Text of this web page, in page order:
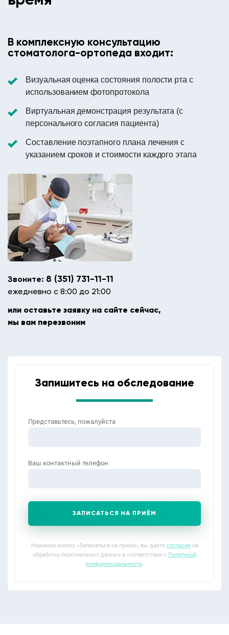
В комплексную консультацию
стоматолога-ортопеда входит:
Визуальная оценка состояния полости рта с
использованием фотопротокола
Виртуальная демонстрация результата (с
персонального согласия пациента)
Составление поэтапного плана лечения с
указанием сроков и стоимости каждого этапа
Звоните: 8 (351) 731-11-11
ежедневно с 8:00 до 21:00
или оставьте заявку на сайте сейчас,
мы вам перезвоним
Запишитесь на обследование
Представьтесь, пожалуйста
Ваш контактный телефон
ЗАПИСАТЬСЯ НА ПРИЁМ
Нажимая кнопку «Записаться на приём», вы даёте согласиена
обработку персональных данных в соответствии с Политикой
конфиденциальности.